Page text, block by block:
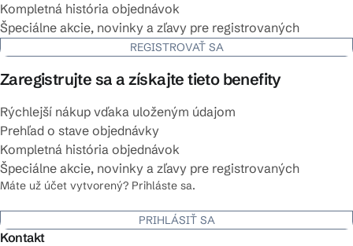
Kompletná história objednávok
Špeciálne akcie, novinky a zľavy pre registrovaných
REGISTROVAŤ SA
Zaregistrujte sa a získajte tieto benefity
Rýchlejší nákup vďaka uloženým údajom
Prehľad o stave objednávky
Kompletná história objednávok
Špeciálne akcie, novinky a zľavy pre registrovaných
Máte už účet vytvorený? Prihláste sa.
PRIHLÁSIŤ SA
Kontakt